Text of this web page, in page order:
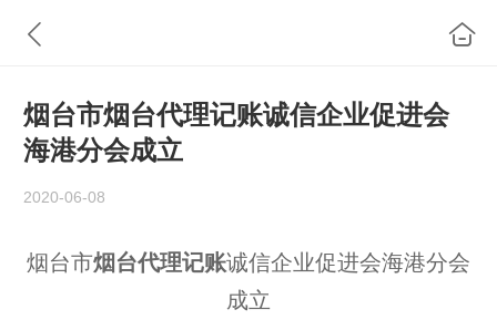
烟台市烟台代理记账诚信企业促进会
海港分会成立
2020-06-08
烟台市烟台代理记账诚信企业促进会海港分会
成立